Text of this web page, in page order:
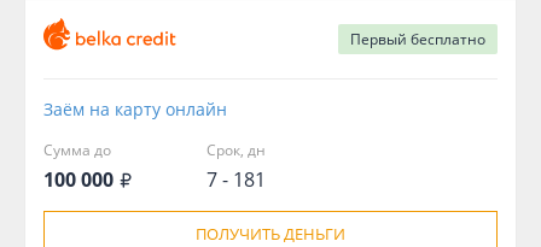
Первый бесплатно
Заём на карту онлайн
Сумма до
100 000
Срок, дн
7 - 181
ПОЛУЧИТЬ ДЕНЬГИ